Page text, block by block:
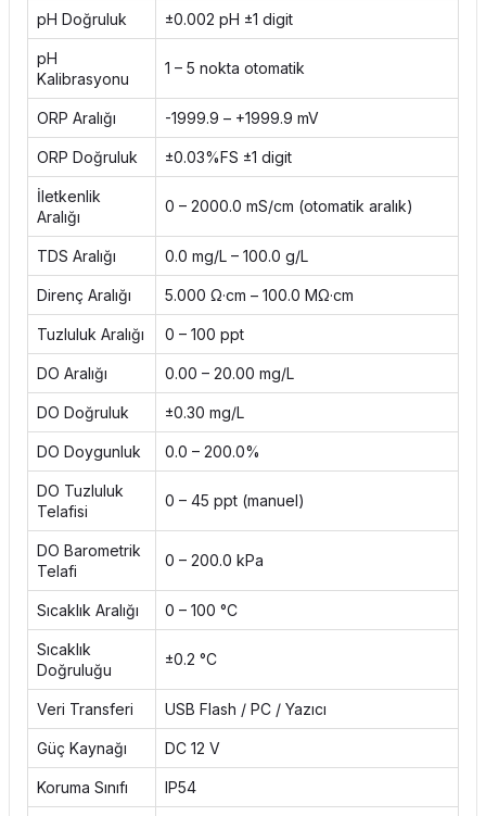
pH Doğruluk ±0.002 pH ±1 digit
pH
Kalibrasyonu
1 – 5 nokta otomatik
ORP Aralığı -1999.9 – +1999.9 mV
ORP Doğruluk ±0.03%FS ±1 digit
İletkenlik
Aralığı
0 – 2000.0 mS/cm (otomatik aralık)
TDS Aralığı 0.0 mg/L – 100.0 g/L
Direnç Aralığı 5.000 Ω·cm – 100.0 MΩ·cm
Tuzluluk Aralığı 0 – 100 ppt
DO Aralığı 0.00 – 20.00 mg/L
DO Doğruluk ±0.30 mg/L
DO Doygunluk 0.0 – 200.0%
DO Tuzluluk
Telafisi
0 – 45 ppt (manuel)
DO Barometrik
Telafi
0 – 200.0 kPa
Sıcaklık Aralığı 0 – 100 °C
Sıcaklık
Doğruluğu
±0.2 °C
Veri Transferi USB Flash / PC / Yazıcı
Güç Kaynağı DC 12 V
Koruma Sınıfı IP54